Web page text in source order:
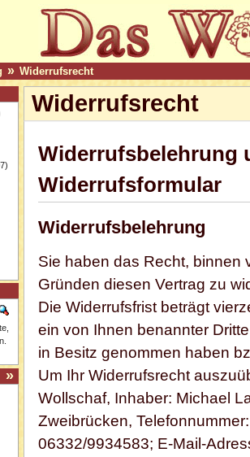
» Widerrufsrecht
Widerrufsrecht
Widerrufsbelehrung
Widerrufsformular
Widerrufsbelehrung
Sie haben das Recht, binnen
Gründen diesen Vertrag zu
Die Widerrufsfrist beträgt
ein von Ihnen benannter
in Besitz genommen haben
Um Ihr Widerrufsrecht
Wollschaf, Inhaber: Michael
Zweibrücken,
06332/9934583; E-Mail-